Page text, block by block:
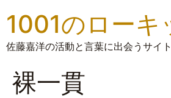
1001のローキ
佐藤嘉洋の活動と言葉に出会うサイト
裸一貫